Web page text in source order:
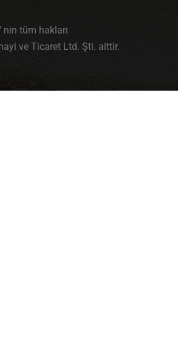
tüm hakları
ve Ticaret Ltd. Şti. aittir.